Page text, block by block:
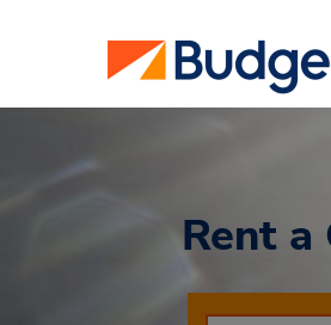
Rent a